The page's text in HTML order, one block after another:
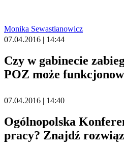
Monika Sewastianowicz
07.04.2016 | 14:44
Czy w gabinecie
POZ może
07.04.2016 | 14:40
Ogólnopolska
pracy? Znajdź